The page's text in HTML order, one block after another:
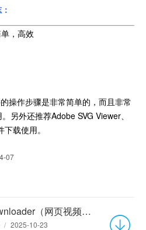
，高效
操作步骤是非常简单的，而且非常
另外还推荐Adobe SVG Viewer、
载使用。
07
WebVideoDownloader（网页视频下载）官方版 2.1.8.1
/ 2025-10-23